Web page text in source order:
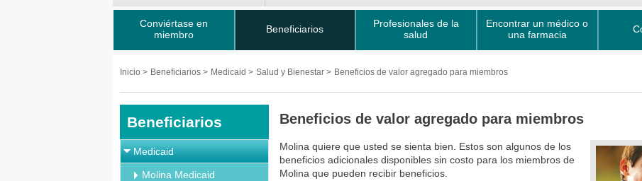
Conviértase en
miembro
Beneficiarios
Profesionales de la
salud
Encontrar un médico o
una farmacia
Inicio > Beneficiarios > Medicaid > Salud y Bienestar > Beneficios de valor agregado para miembros
Beneficiarios
Medicaid
Molina Medicaid
Beneficios de valor agregado para miembros
Molina quiere que usted se sienta bien. Estos son algunos de los
beneficios adicionales disponibles sin costo para los miembros de
Molina que pueden recibir beneficios.